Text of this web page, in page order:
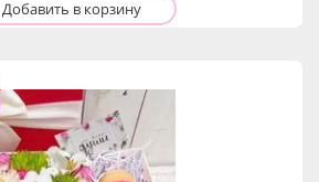
Добавить в корзину